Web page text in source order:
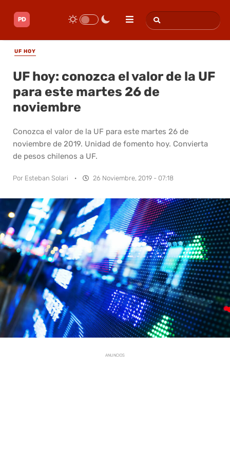
UF HOY
UF hoy: conozca el valor de la UF
para este martes 26 de
noviembre
Conozca el valor de la UF para este martes 26 de
noviembre de 2019. Unidad de fomento hoy. Convierta
de pesos chilenos a UF.
Por Esteban Solari · 26 Noviembre, 2019 - 07:18
ANUNCIOS